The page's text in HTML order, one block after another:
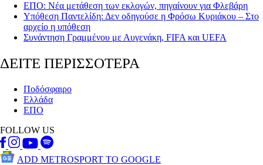
ΕΠΟ: Νέα μετάθεση των εκλογών, πηγαίνουν για Φλεβάρη
Υπόθεση Παντελίδη: Δεν οδηγούσε η Φρόσω Κυριάκου – Στο
αρχείο η υπόθεση
Συνάντηση Γραμμένου με Αυγενάκη, FIFA και UEFA
ΔΕΙΤΕ ΠΕΡΙΣΣΟΤΕΡΑ
Ποδόσφαιρο
Ελλάδα
ΕΠΟ
FOLLOW US
ADD METROSPORT TO GOOGLE